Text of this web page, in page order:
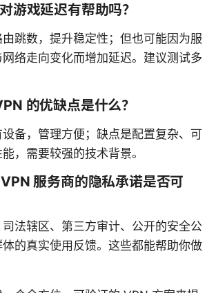
游戏延迟有帮助吗？
跳数，提升稳定性；但也可能因为服
络走向变化而增加延迟。建议测试多
的优缺点是什么？
备，管理方便；缺点是配置复杂、可
，需要较强的技术背景。
服务商的隐私承诺是否可
法辖区、第三方审计、公开的安全公
的真实使用反馈。这些都能帮助你做